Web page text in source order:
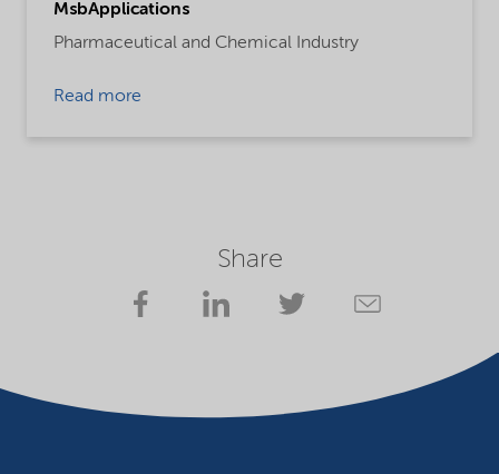
MsbApplications
Pharmaceutical and Chemical Industry
Read more
Share